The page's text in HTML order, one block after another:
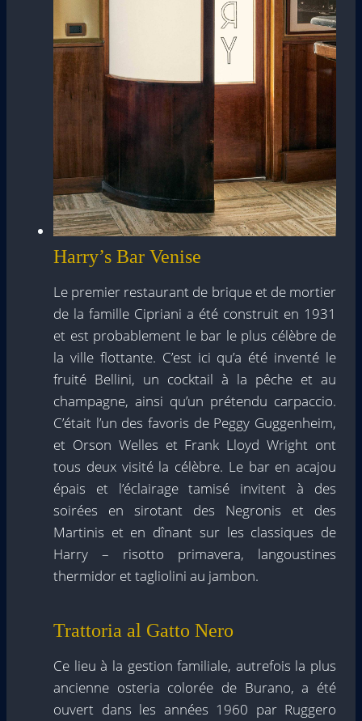
Harry’s Bar Venise
Le premier restaurant de brique et de mortier
de la famille Cipriani a été construit en 1931
et est probablement le bar le plus célèbre de
la ville flottante. C’est ici qu’a été inventé le
fruité Bellini, un cocktail à la pêche et au
champagne, ainsi qu’un prétendu carpaccio.
C’était l’un des favoris de Peggy Guggenheim,
et Orson Welles et Frank Lloyd Wright ont
tous deux visité la célèbre. Le bar en acajou
épais et l’éclairage tamisé invitent à des
soirées en sirotant des Negronis et des
Martinis et en dînant sur les classiques de
Harry – risotto primavera, langoustines
thermidor et tagliolini au jambon.
Trattoria al Gatto Nero
Ce lieu à la gestion familiale, autrefois la plus
ancienne osteria colorée de Burano, a été
ouvert dans les années 1960 par Ruggero